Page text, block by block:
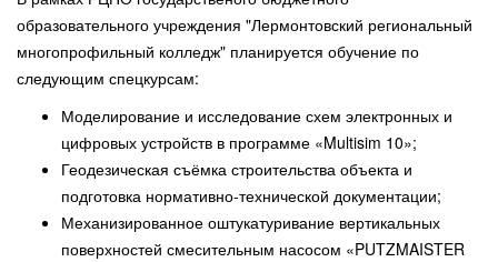
образовательного учреждения "Лермонтовский региональный
многопрофильный колледж" планируется обучение по
следующим спецкурсам:
Моделирование и исследование схем электронных и
цифровых устройств в программе «Multisim 10»;
Геодезическая съёмка строительства объекта и
подготовка нормативно-технической документации;
Механизированное оштукатуривание вертикальных
поверхностей смесительным насосом «PUTZMAISTER